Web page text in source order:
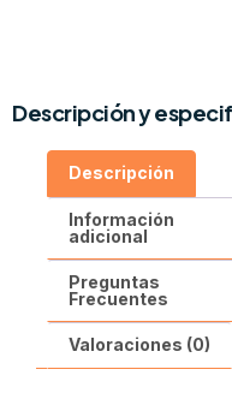
Descripción y
Descripción
Información
adicional
Preguntas
Frecuentes
Valoraciones (0)